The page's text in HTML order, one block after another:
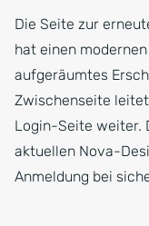
Die Seite zur
hat einen
aufgeräumtes
Zwischenseite
Login-Seite weiter.
aktuellen Nova-
Anmeldung bei